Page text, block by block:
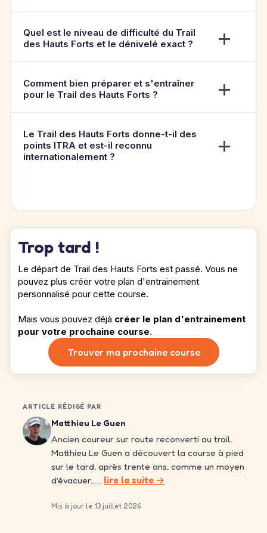
Quel est le niveau de difficulté du Trail
des Hauts Forts et le dénivelé exact ?
Comment bien préparer et s'entraîner
pour le Trail des Hauts Forts ?
Le Trail des Hauts Forts donne-t-il des
points ITRA et est-il reconnu
internationalement ?
Trop tard !
Le départ de Trail des Hauts Forts est passé. Vous ne
pouvez plus créer votre plan d'entrainement
personnalisé pour cette course.
Mais vous pouvez déjà créer le plan d'entrainement
pour votre prochaine course.
Trouver ma prochaine course
ARTICLE RÉDIGÉ PAR
Matthieu Le Guen
Ancien coureur sur route reconverti au trail,
Matthieu Le Guen a découvert la course à pied
sur le tard, après trente ans, comme un moyen
d’évacuer…… lire la suite →
Mis à jour le 13 juillet 2026